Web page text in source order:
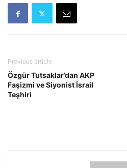
Previous article
Özgür Tutsaklar’dan AKP
Faşizmi ve Siyonist İsrail
Teşhiri